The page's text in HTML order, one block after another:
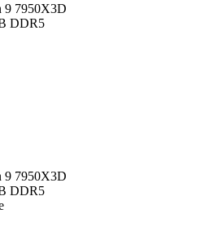
9 7950X3D
DDR5
9 7950X3D
DDR5